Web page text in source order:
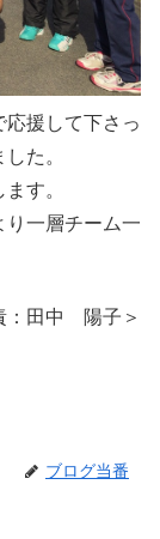
援して下さっ
た。
す。
り一層チーム一
：田中 陽子＞
ブログ当番